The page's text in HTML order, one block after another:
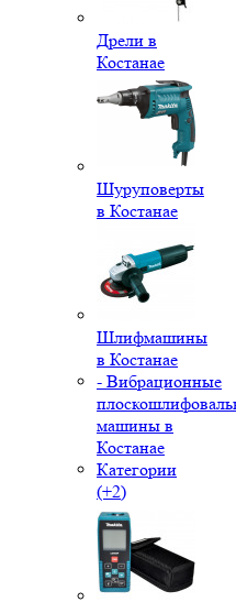
Дрели в
Костанае
Шуруповерты
в Костанае
Шлифмашины
в Костанае
- Вибрационные
машины в
Костанае
Категории
(+2)